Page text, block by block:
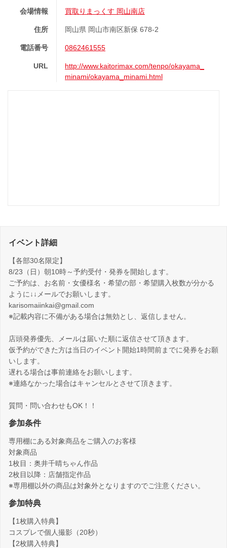
会場情報 買取りまっくす 岡山南店
住所 岡山県 岡山市南区新保 678-2
電話番号 0862461555
URL
http://www.kaitorimax.com/tenpo/okayama_
minami/okayama_minami.html
イベント詳細
【各部30名限定】
8/23（日）朝10時～予約受付・発券を開始します。
ご予約は、お名前・女優様名・希望の部・希望購入枚数が分かる
ように↓↓メールでお願いします。
karisomaiinkai@gmail.com
※記載内容に不備がある場合は無効とし、返信しません。
店頭発券優先、メールは届いた順に返信させて頂きます。
仮予約ができた方は当日のイベント開始1時間前までに発券をお願
いします。
遅れる場合は事前連絡をお願いします。
※連絡なかった場合はキャンセルとさせて頂きます。
質問・問い合わせもOK！！
参加条件
専用棚にある対象商品をご購入のお客様
対象商品
1枚目：奥井千晴ちゃん作品
2枚目以降：店舗指定作品
※専用棚以外の商品は対象外となりますのでご注意ください。
参加特典
【1枚購入特典】
コスプレで個人撮影（20秒）
【2枚購入特典】